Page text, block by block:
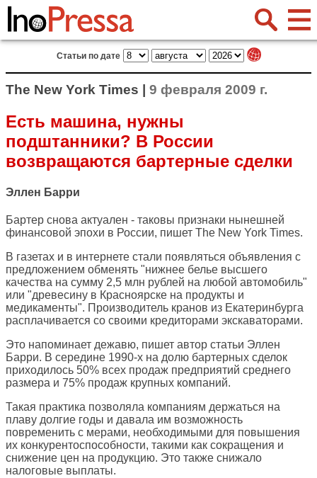
Статьи по дате
The New York Times | 9 февраля 2009 г.
Есть машина, нужны
подштанники? В России
возвращаются бартерные сделки
Эллен Барри
Бартер снова актуален - таковы признаки нынешней
финансовой эпохи в России, пишет The New York Times.
В газетах и в интернете стали появляться объявления с
предложением обменять "нижнее белье высшего
качества на сумму 2,5 млн рублей на любой автомобиль"
или "древесину в Красноярске на продукты и
медикаменты". Производитель кранов из Екатеринбурга
расплачивается со своими кредиторами экскаваторами.
Это напоминает дежавю, пишет автор статьи Эллен
Барри. В середине 1990-х на долю бартерных сделок
приходилось 50% всех продаж предприятий среднего
размера и 75% продаж крупных компаний.
Такая практика позволяла компаниям держаться на
плаву долгие годы и давала им возможность
повременить с мерами, необходимыми для повышения
их конкурентоспособности, такими как сокращения и
снижение цен на продукцию. Это также снижало
налоговые выплаты.